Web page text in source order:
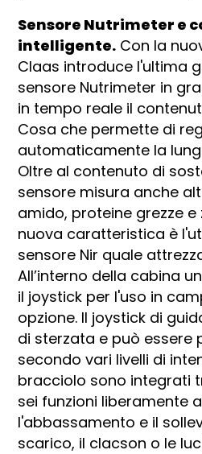
Sensore Nutrimeter e
intelligente. Con la
Claas introduce l'ultima
sensore Nutrimeter in
in tempo reale il
Cosa che permette di
automaticamente la
Oltre al contenuto di
sensore misura anche
amido, proteine grezze e
nuova caratteristica è
sensore Nir quale
All’interno della cabina
il joystick per l'uso in
opzione. Il joystick di
di sterzata e può essere
secondo vari livelli di
bracciolo sono integrati
sei funzioni liberamente
l'abbassamento e il
scarico, il clacson o le